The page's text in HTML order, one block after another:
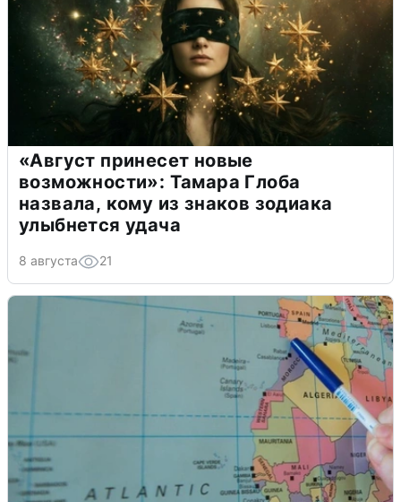
«Август принесет новые
возможности»: Тамара Глоба
назвала, кому из знаков зодиака
улыбнется удача
8 августа 21